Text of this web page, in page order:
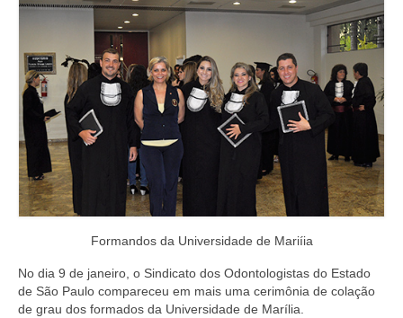
Formandos da Universidade de Mariíia
No dia 9 de janeiro, o Sindicato dos Odontologistas do Estado
de São Paulo compareceu em mais uma cerimônia de colação
de grau dos formados da Universidade de Marília.